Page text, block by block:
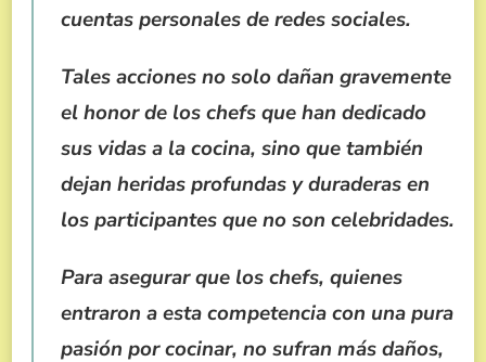
cuentas personales de redes sociales.
Tales acciones no solo dañan gravemente
el honor de los chefs que han dedicado
sus vidas a la cocina, sino que también
dejan heridas profundas y duraderas en
los participantes que no son celebridades.
Para asegurar que los chefs, quienes
entraron a esta competencia con una pura
pasión por cocinar, no sufran más daños,